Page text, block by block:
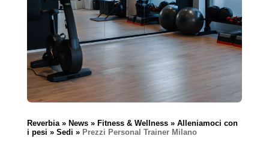
Reverbia News Fitness & Wellness
Alleniamoci con
i pesi
Sedi Prezzi Personal Trainer Milano